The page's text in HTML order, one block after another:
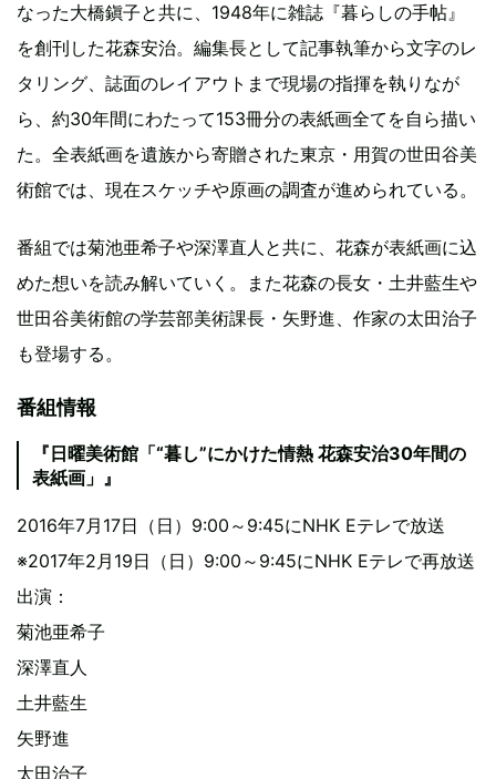
なった大橋鎭子と共に、1948年に雑誌『暮らしの手帖』
を創刊した花森安治。編集長として記事執筆から文字のレ
タリング、誌面のレイアウトまで現場の指揮を執りなが
ら、約30年間にわたって153冊分の表紙画全てを自ら描い
た。全表紙画を遺族から寄贈された東京・用賀の世田谷美
術館では、現在スケッチや原画の調査が進められている。
番組では菊池亜希子や深澤直人と共に、花森が表紙画に込
めた想いを読み解いていく。また花森の長女・土井藍生や
世田谷美術館の学芸部美術課長・矢野進、作家の太田治子
も登場する。
番組情報
『日曜美術館「“暮し”にかけた情熱 花森安治30年間の
表紙画」』
2016年7月17日（日）9:00～9:45にNHK Eテレで放送
※2017年2月19日（日）9:00～9:45にNHK Eテレで再放送
出演：
菊池亜希子
深澤直人
土井藍生
矢野進
太田治子